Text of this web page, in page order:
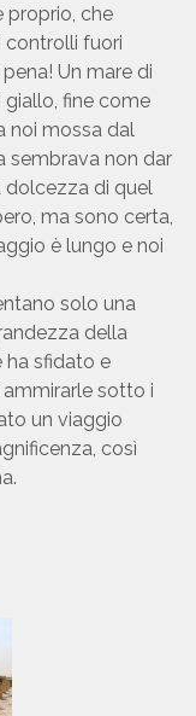
proprio, che
controlli fuori
Un mare di
fine come
noi mossa dal
sembrava non dar
dolcezza di quel
ma sono certa,
è lungo e noi
solo una
della
ha sfidato e
ammirarle sotto i
un viaggio
così